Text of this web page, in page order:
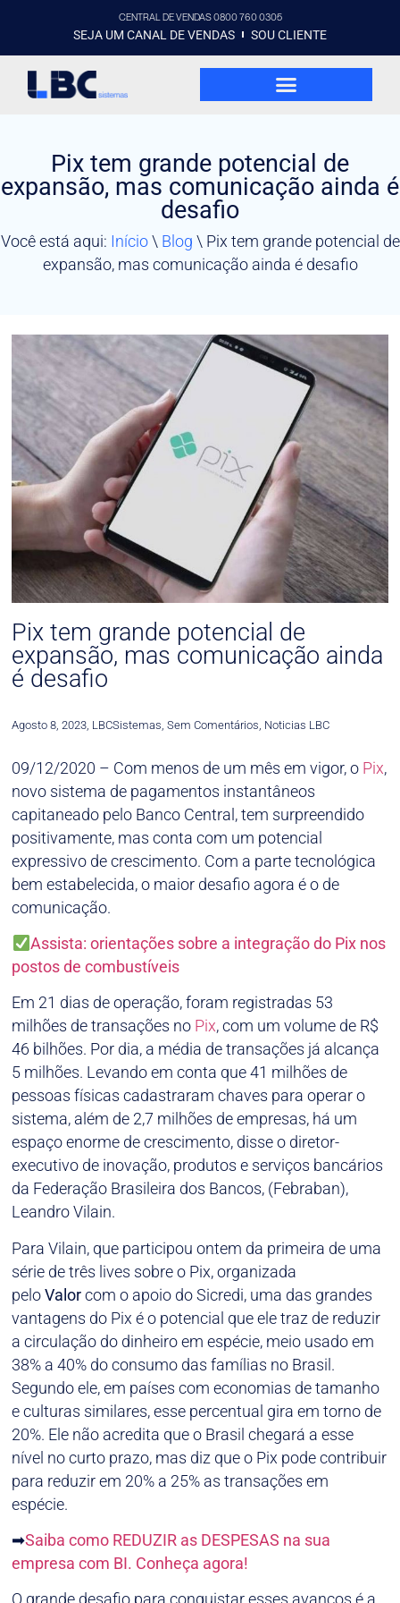
CENTRAL DE VENDAS 0800 760 0305
SEJA UM CANAL DE VENDAS SOU CLIENTE
Pix tem grande potencial de
expansão, mas comunicação ainda é
desafio
Você está aqui: Início\ Blog \ Pix tem grande potencial de
expansão, mas comunicação ainda é desafio
Pix tem grande potencial de
expansão, mas comunicação ainda
é desafio
Agosto 8, 2023, LBCSistemas, Sem Comentários, Noticias LBC
09/12/2020 – Com menos de um mês em vigor, o Pix,
novo sistema de pagamentos instantâneos
capitaneado pelo Banco Central, tem surpreendido
positivamente, mas conta com um potencial
expressivo de crescimento. Com a parte tecnológica
bem estabelecida, o maior desafio agora é o de
comunicação.
Assista: orientações sobre a integração do Pix nos
postos de combustíveis
Em 21 dias de operação, foram registradas 53
milhões de transações no Pix, com um volume de R$
46 bilhões. Por dia, a média de transações já alcança
5 milhões. Levando em conta que 41 milhões de
pessoas físicas cadastraram chaves para operar o
sistema, além de 2,7 milhões de empresas, há um
espaço enorme de crescimento, disse o diretor-
executivo de inovação, produtos e serviços bancários
da Federação Brasileira dos Bancos, (Febraban),
Leandro Vilain.
Para Vilain, que participou ontem da primeira de uma
série de três lives sobre o Pix, organizada
peloValorcom o apoio do Sicredi, uma das grandes
vantagens do Pix é o potencial que ele traz de reduzir
a circulação do dinheiro em espécie, meio usado em
38% a 40% do consumo das famílias no Brasil.
Segundo ele, em países com economias de tamanho
e culturas similares, esse percentual gira em torno de
20%. Ele não acredita que o Brasil chegará a esse
nível no curto prazo, mas diz que o Pix pode contribuir
para reduzir em 20% a 25% as transações em
espécie.
➡Saiba como REDUZIR as DESPESAS na sua
empresa com BI. Conheça agora!